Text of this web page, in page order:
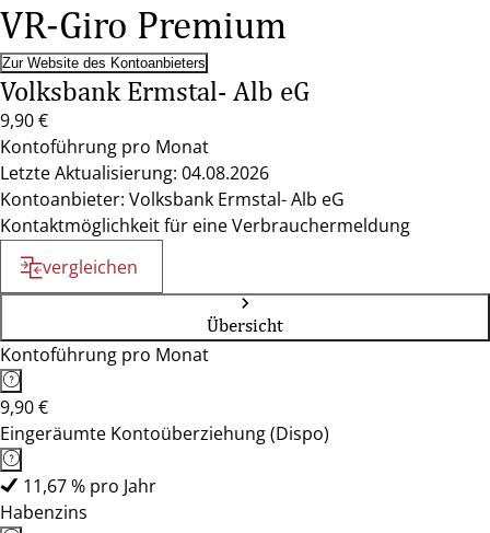
VR-Giro Premium
Zur Website des Kontoanbieters
Volksbank Ermstal- Alb eG
9,90 €
Kontoführung pro Monat
Letzte Aktualisierung: 04.08.2026
Kontoanbieter: Volksbank Ermstal- Alb eG
Kontaktmöglichkeit für eine Verbrauchermeldung
vergleichen
Übersicht
Kontoführung pro Monat
9,90 €
Eingeräumte Kontoüberziehung (Dispo)
11,67 % pro Jahr
Habenzins